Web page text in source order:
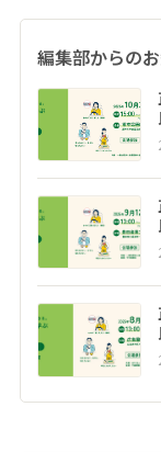
編集部からの